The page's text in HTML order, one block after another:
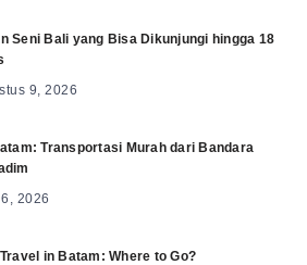
Seni Bali yang Bisa Dikunjungi hingga 18
9, 2026
Transportasi Murah dari Bandara
2026
in Batam: Where to Go?